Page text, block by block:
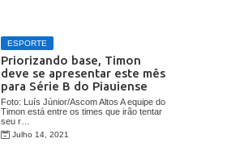
ESPORTE
Priorizando base, Timon
deve se apresentar este mês
para Série B do Piauiense
Foto: Luís Júnior/Ascom Altos A equipe do
Timon está entre os times que irão tentar
seu r…
Julho 14, 2021